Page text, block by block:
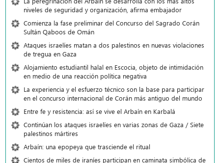
niveles de seguridad y organización, afirma embajador
Comienza la fase preliminar del Concurso del Sagrado Corán
Sultán Qaboos de Omán
Ataques israelíes matan a dos palestinos en nuevas violaciones
de tregua en Gaza
Alojamiento estudiantil halal en Escocia, objeto de intimidación
en medio de una reacción política negativa
La experiencia y el esfuerzo técnico son la base para participar
en el concurso internacional de Corán más antiguo del mundo
Entre fe y resistencia: así se vive el Arbaín en Karbalá
Continúan los ataques israelíes en varias zonas de Gaza / Siete
palestinos mártires
Arbaín: una epopeya que trasciende el ritual
Cientos de miles de iraníes participan en caminata simbólica de